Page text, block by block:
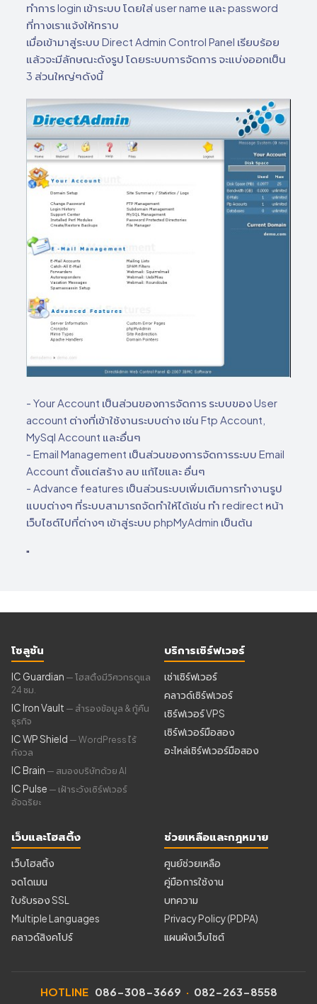
ทำการ login เข้าระบบ โดยใส่ user name และ password
ที่ทางเราแจ้งให้ทราบ
เมื่อเข้ามาสู่ระบบ Direct Admin Control Panel เรียบร้อย
แล้วจะมีลักษณะดังรูป โดยระบบการจัดการ จะแบ่งออกเป็น
3 ส่วนใหญ่ๆดังนี้
- Your Account เป็นส่วนของการจัดการ ระบบของ User
account ต่างที่เข้าใช้งานระบบต่าง เช่น Ftp Account,
MySql Account และอื่นๆ
- Email Management เป็นส่วนของการจัดการระบบ Email
Account ตั้งแต่สร้าง ลบ แก้ไขและ อื่นๆ
- Advance features เป็นส่วนระบบเพิ่มเติมการทํางานรูป
แบบต่างๆ ที่ระบบสามารถจัดทําให้ได้เช่น ทํา redirect หน้า
เว็บไซต์ไปที่ต่างๆ เข้าสู่ระบบ phpMyAdmin เป็นต้น
"
โซลูชัน
IC Guardian — โฮสติ้งมีวิศวกรดูแล
24 ชม.
IC Iron Vault — สำรองข้อมูล & กู้คืน
ธุรกิจ
IC WP Shield — WordPress ไร้
กังวล
IC Brain — สมองบริษัทด้วย AI
IC Pulse — เฝ้าระวังเซิร์ฟเวอร์
อัจฉริยะ
บริการเซิร์ฟเวอร์
เช่าเซิร์ฟเวอร์
คลาวด์เซิร์ฟเวอร์
เซิร์ฟเวอร์ VPS
เซิร์ฟเวอร์มือสอง
อะไหล่เซิร์ฟเวอร์มือสอง
เว็บและโฮสติ้ง
เว็บโฮสติ้ง
จดโดเมน
ใบรับรอง SSL
Multiple Languages
คลาวด์สิงคโปร์
ช่วยเหลือและกฎหมาย
ศูนย์ช่วยเหลือ
คู่มือการใช้งาน
บทความ
Privacy Policy (PDPA)
แผนผังเว็บไซต์
HOTLINE 086-308-3669 · 082-263-8558